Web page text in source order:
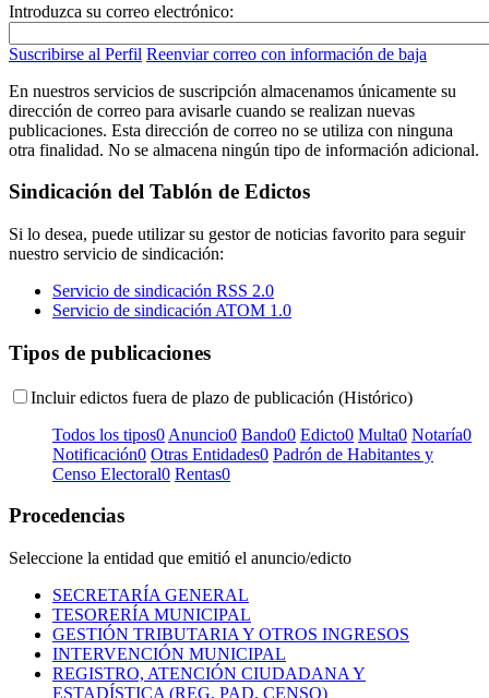
Introduzca su correo electrónico:
Suscribirse al Perfil Reenviar correo con información de baja
En nuestros servicios de suscripción almacenamos únicamente su
dirección de correo para avisarle cuando se realizan nuevas
publicaciones. Esta dirección de correo no se utiliza con ninguna
otra finalidad. No se almacena ningún tipo de información adicional.
Sindicación del Tablón de Edictos
Si lo desea, puede utilizar su gestor de noticias favorito para seguir
nuestro servicio de sindicación:
Servicio de sindicación RSS 2.0
Servicio de sindicación ATOM 1.0
Tipos de publicaciones
Incluir edictos fuera de plazo de publicación (Histórico)
Todos los tipos0 Anuncio0 Bando0 Edicto0 Multa0 Notaría0
Notificación0 Otras Entidades0 Padrón de Habitantes y
Censo Electoral0 Rentas0
Procedencias
Seleccione la entidad que emitió el anuncio/edicto
SECRETARÍA GENERAL
TESORERÍA MUNICIPAL
GESTIÓN TRIBUTARIA Y OTROS INGRESOS
INTERVENCIÓN MUNICIPAL
REGISTRO, ATENCIÓN CIUDADANA Y
ESTADÍSTICA (REG, PAD, CENSO)